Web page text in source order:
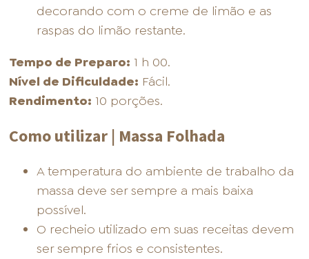
decorando com o creme de limão e as
raspas do limão restante.
Tempo de Preparo: 1 h 00.
Nível de Dificuldade: Fácil.
Rendimento: 10 porções.
Como utilizar | Massa Folhada
A temperatura do ambiente de trabalho da
massa deve ser sempre a mais baixa
possível.
O recheio utilizado em suas receitas devem
ser sempre frios e consistentes.